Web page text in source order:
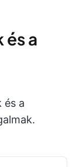
és a
és a